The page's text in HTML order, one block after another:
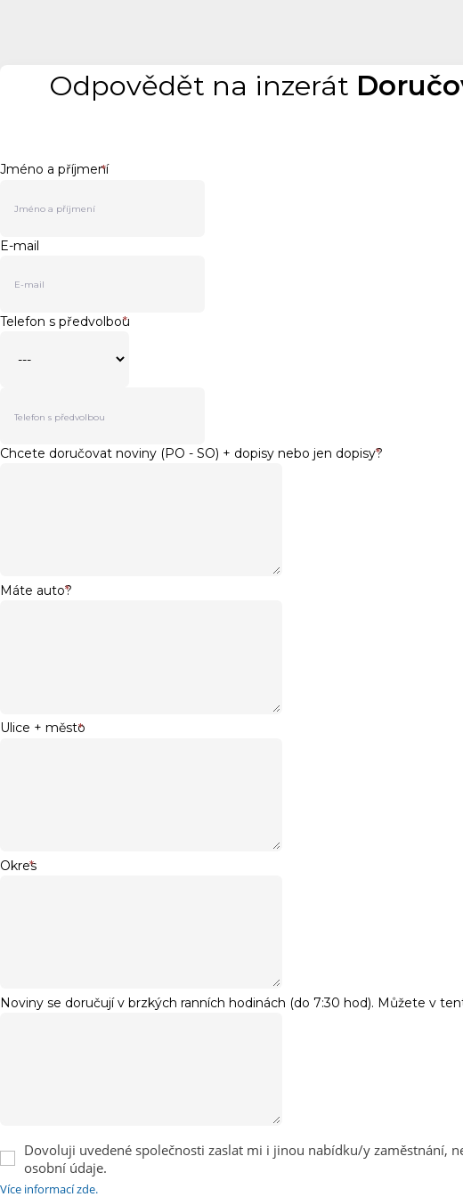
Odpovědět na inzerát
Jméno a příjmení
*
E-mail
Telefon s předvolbou
*
Chcete doručovat noviny (PO - SO) + dopisy nebo jen dopisy?
*
Máte auto?
*
Ulice + město
*
Okres
*
Noviny se doručují v brzkých ranních hodinách (do 7:30 hod). Můžete v
Dovoluji uvedené společnosti zaslat mi i jinou nabídku/y zaměstnání,
osobní údaje.
Více informací zde.